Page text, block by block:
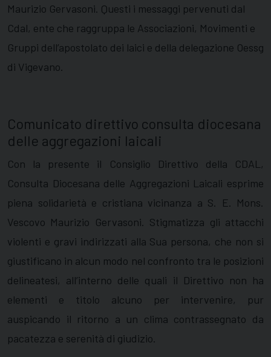
Maurizio Gervasoni. Questi i messaggi pervenuti dal
Cdal, ente che raggruppa le Associazioni, Movimenti e
Gruppi dell’apostolato dei laici e della delegazione Oessg
di Vigevano.
Comunicato direttivo consulta diocesana
delle aggregazioni laicali
Con la presente il Consiglio Direttivo della CDAL,
Consulta Diocesana delle Aggregazioni Laicali esprime
piena solidarietà e cristiana vicinanza a S. E. Mons.
Vescovo Maurizio Gervasoni. Stigmatizza gli attacchi
violenti e gravi indirizzati alla Sua persona, che non si
giustificano in alcun modo nel confronto tra le posizioni
delineatesi, all’interno delle quali il Direttivo non ha
elementi e titolo alcuno per intervenire, pur
auspicando il ritorno a un clima contrassegnato da
pacatezza e serenità di giudizio.